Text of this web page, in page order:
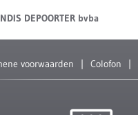
DEPOORTER bvba
voorwaarden Colofon